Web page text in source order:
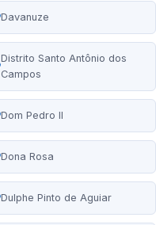
Davanuze
Distrito Santo Antônio dos
Campos
Dom Pedro II
Dona Rosa
Dulphe Pinto de Aguiar